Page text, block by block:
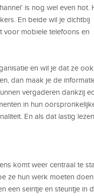
is nog wel even hot.
En beide wil je dichtbij
voor mobiele telefoons en
en wil je dat ze ook
dan maak je de
vergaderen dankzij
in hun
En als dat lastig
komt weer centraal te
ze hun werk moeten
een seintje en steuntje in